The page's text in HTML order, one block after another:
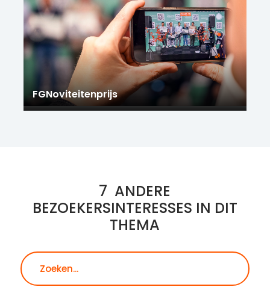
FGNoviteitenprijs
7 ANDERE
BEZOEKERSINTERESSES IN DIT
THEMA